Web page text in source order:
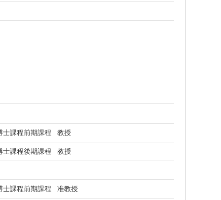
士課程前期課程 教授
士課程後期課程 教授
士課程前期課程 准教授